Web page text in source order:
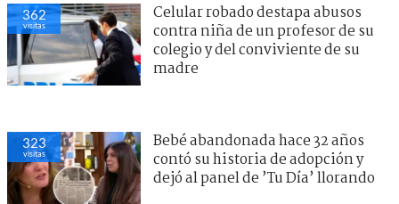
362
visitas
Celular robado destapa abusos
contra niña de un profesor de su
colegio y del conviviente de su
madre
323
visitas
Bebé abandonada hace 32 años
contó su historia de adopción y
dejó al panel de ’Tu Día’ llorando